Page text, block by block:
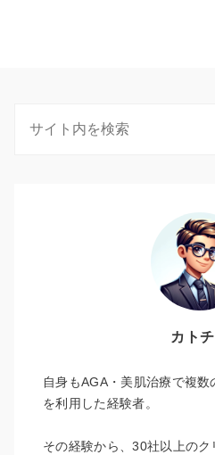
カト
自身もAGA・美肌治療で複
を利用した経験者。
その経験から、30社以上のク